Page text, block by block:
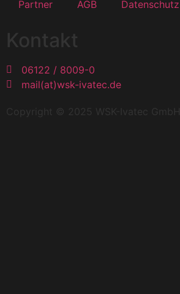
Partner AGB Datenschutz
Kontakt
06122 / 8009-0
mail(at)wsk-ivatec.de
Copyright © 2025 WSK-Ivatec GmbH